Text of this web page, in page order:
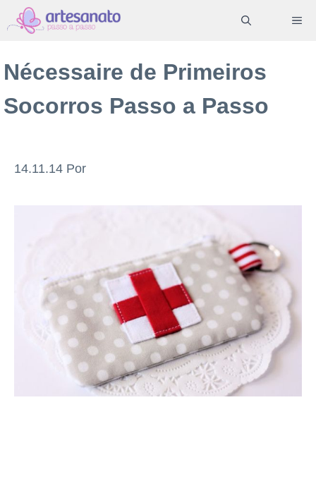
Pular
para
conteúdo
Nécessaire de Primeiros
Socorros Passo a Passo
14.11.14 Por